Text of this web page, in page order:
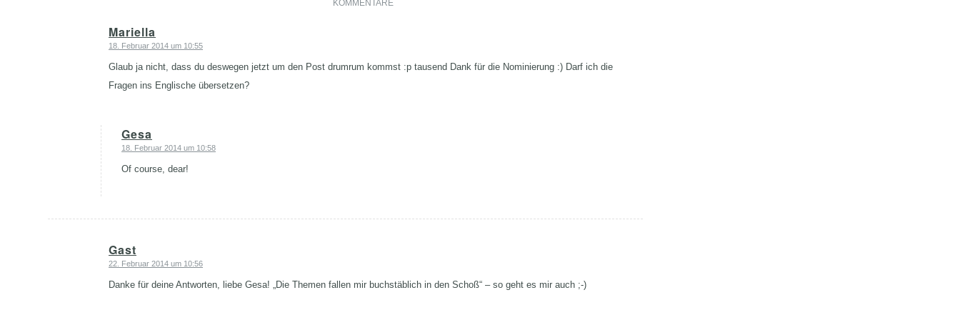
KOMMENTARE
Mariella
sagte:
18. Februar 2014 um 10:55
Glaub ja nicht, dass du deswegen jetzt um den Post drumrum kommst :p tausend Dank für die Nominierung :) Darf ich die
Fragen ins Englische übersetzen?
Gesa
sagte:
18. Februar 2014 um 10:58
Of course, dear!
Gast
sagte:
22. Februar 2014 um 10:56
Danke für deine Antworten, liebe Gesa! „Die Themen fallen mir buchstäblich in den Schoß“ – so geht es mir auch ;-)